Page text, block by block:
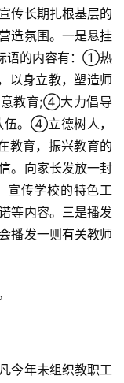
传长期扎根基层的
造氛围。一是悬挂
语的内容有：①热
以身立教，塑造师
教育;④大力倡导
伍。④立德树人，
教育，振兴教育的
。向家长发放一封
宣传学校的特色工
等内容。三是播发
播发一则有关教师
今年未组织教职工